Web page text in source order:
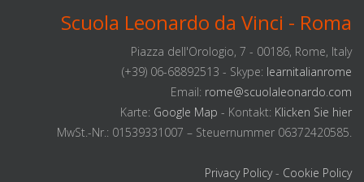
Scuola Leonardo da Vinci - Roma
Piazza dell'Orologio, 7 - 00186, Rome, Italy
(+39) 06-68892513 - Skype: learnitalianrome
Email: rome@scuolaleonardo.com
Karte: Google Map - Kontakt: Klicken Sie hier
MwSt.-Nr.: 01539331007 – Steuernummer 06372420585.
Privacy Policy- Cookie Policy